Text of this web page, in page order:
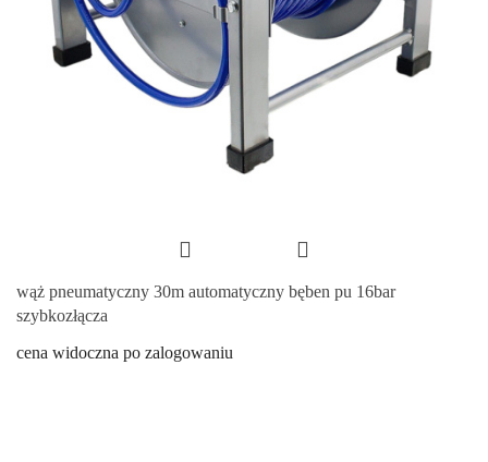
wąż pneumatyczny 30m automatyczny bęben pu 16bar
szybkozłącza
cena widoczna po zalogowaniu